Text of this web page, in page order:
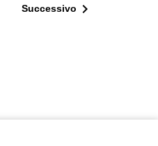
Successivo 